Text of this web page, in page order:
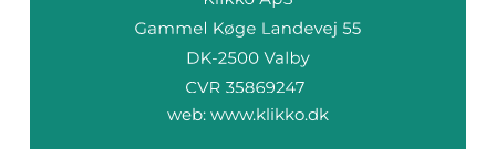
web: www.klikko.dk